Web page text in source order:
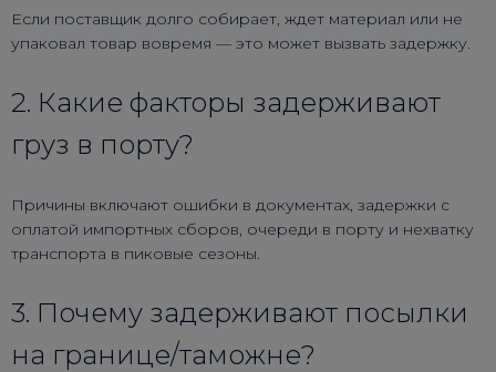
Если поставщик долго собирает, ждет материал или не
упаковал товар вовремя — это может вызвать задержку.
2. Какие факторы задерживают
груз в порту?
Причины включают ошибки в документах, задержки с
оплатой импортных сборов, очереди в порту и нехватку
транспорта в пиковые сезоны.
3. Почему задерживают посылки
на границе/таможне?